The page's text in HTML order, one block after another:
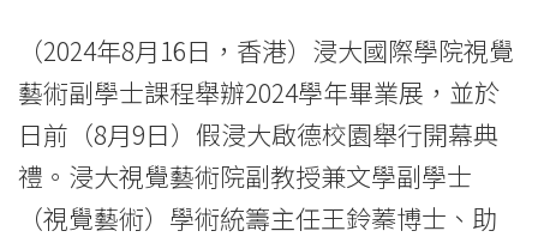
–
Yes,
but….
（2024年8月16日，香港）浸大國際學院視覺
藝術副學士課程舉辦2024學年畢業展，並於
日前（8月9日）假浸大啟德校園舉行開幕典
禮。浸大視覺藝術院副教授兼文學副學士
（視覺藝術）學術統籌主任王鈴蓁博士、助